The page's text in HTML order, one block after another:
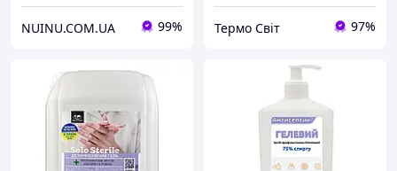
NUINU.COM.UA 99% Термо Свiт 97%